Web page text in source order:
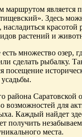
является
Здесь
красотой
растений и
множество озер,
сделать рыбалку.
посещение
района Саратовской
возможностей для
Каждый найдет
получить
места.